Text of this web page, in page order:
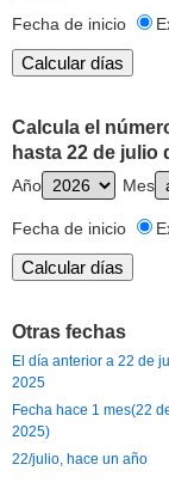
Fecha de inicio
Calcula el
hasta 22 de julio
Año Mes
Fecha de inicio
Otras fechas
El día anterior a 22 de
2025
Fecha hace 1 mes(22
2025)
22/julio, hace un año